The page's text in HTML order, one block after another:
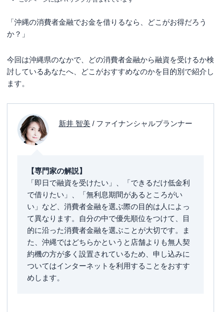
「沖縄の消費者金融でお金を借りるなら、どこがお得だろう
か？」
今回は沖縄県のなかで、どの消費者金融から融資を受けるか検
討しているあなたへ、どこがおすすめなのかを目的別で紹介し
ます。
新井 智美 / ファイナンシャルプランナー
【専門家の解説】
「即日で融資を受けたい」、「できるだけ低金利
で借りたい」、「無利息期間があるところがい
い」など、消費者金融を選ぶ際の目的は人によっ
て異なります。自分の中で優先順位をつけて、目
的に沿った消費者金融を選ぶことが大切です。ま
た、沖縄ではどちらかというと店舗よりも無人契
約機の方が多く設置されているため、申し込みに
ついてはインターネットを利用することをおすす
めします。